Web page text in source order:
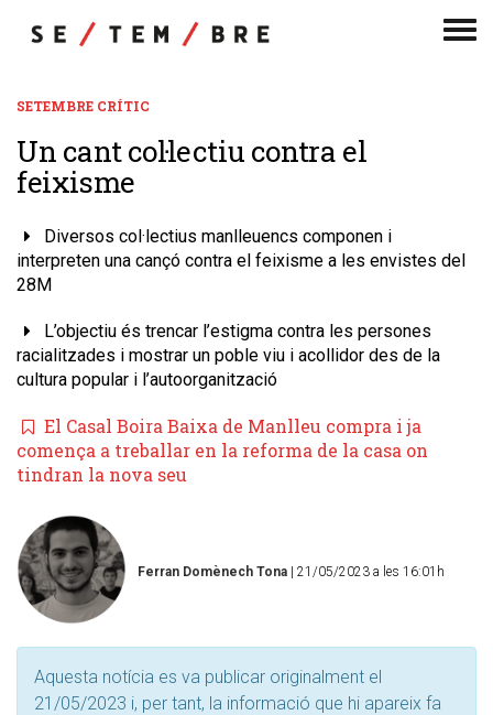
SETEMBRE CRÍTIC
​Un cant col·lectiu contra el
feixisme
Diversos col·lectius manlleuencs componen i
interpreten una cançó contra el feixisme a les envistes del
28M
L’objectiu és trencar l’estigma contra les persones
racialitzades i mostrar un poble viu i acollidor des de la
cultura popular i l’autoorganització
El Casal Boira Baixa de Manlleu compra i ja
comença a treballar en la reforma de la casa on
tindran la nova seu
Ferran Domènech Tona | 21/05/2023 a les 16:01h
Aquesta notícia es va publicar originalment el
21/05/2023 i, per tant, la informació que hi apareix fa